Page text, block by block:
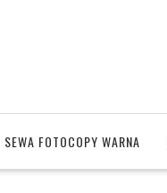
SEWA FOTOCOPY WARNA